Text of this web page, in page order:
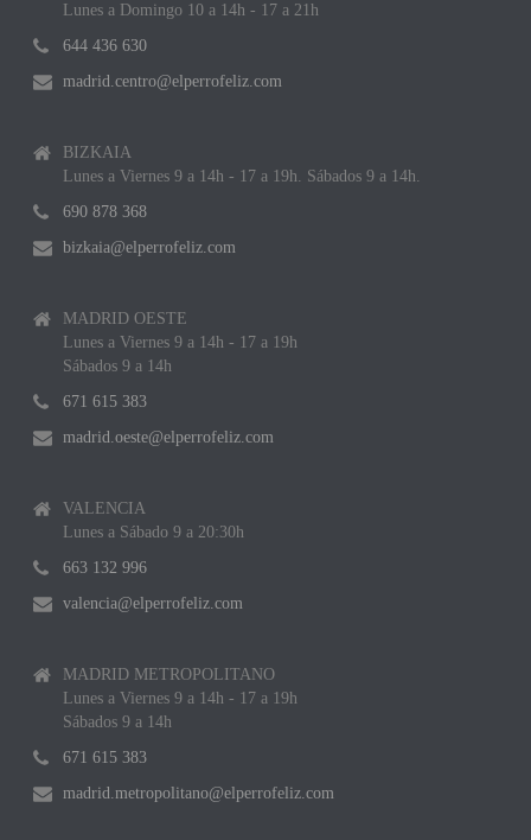
Lunes a Domingo 10 a 14h - 17 a 21h
644 436 630
madrid.centro@elperrofeliz.com
BIZKAIA
Lunes a Viernes 9 a 14h - 17 a 19h. Sábados 9 a 14h.
690 878 368
bizkaia@elperrofeliz.com
MADRID OESTE
Lunes a Viernes 9 a 14h - 17 a 19h
Sábados 9 a 14h
671 615 383
madrid.oeste@elperrofeliz.com
VALENCIA
Lunes a Sábado 9 a 20:30h
663 132 996
valencia@elperrofeliz.com
MADRID METROPOLITANO
Lunes a Viernes 9 a 14h - 17 a 19h
Sábados 9 a 14h
671 615 383
madrid.metropolitano@elperrofeliz.com